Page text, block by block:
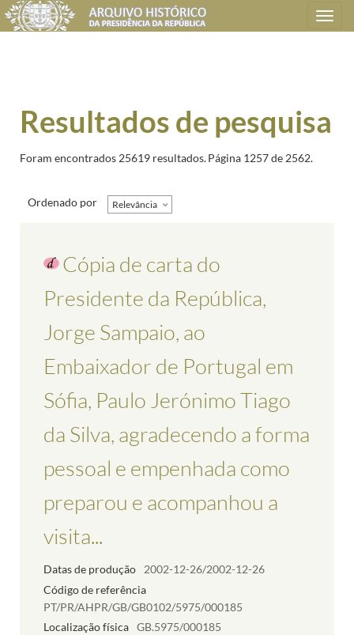
Toggle
navigation
Resultados de pesquisa
Foram encontrados 25619 resultados.Página 1257 de 2562.
Ordenado por Relevância
Cópia de carta do
Presidente da República,
Jorge Sampaio, ao
Embaixador de Portugal em
Sófia, Paulo Jerónimo Tiago
da Silva, agradecendo a forma
pessoal e empenhada como
preparou e acompanhou a
visita...
Datas de produção
2002-12-26/2002-12-26
Código de referência
PT/PR/AHPR/GB/GB0102/5975/000185
Localização física GB.5975/000185